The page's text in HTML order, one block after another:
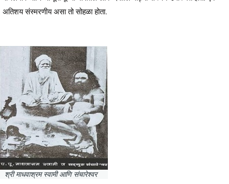
अतिशय संस्मरणीय असा तो सोहळा होता.
श्री माधवाश्रम स्वामी आणि संचारेश्वर